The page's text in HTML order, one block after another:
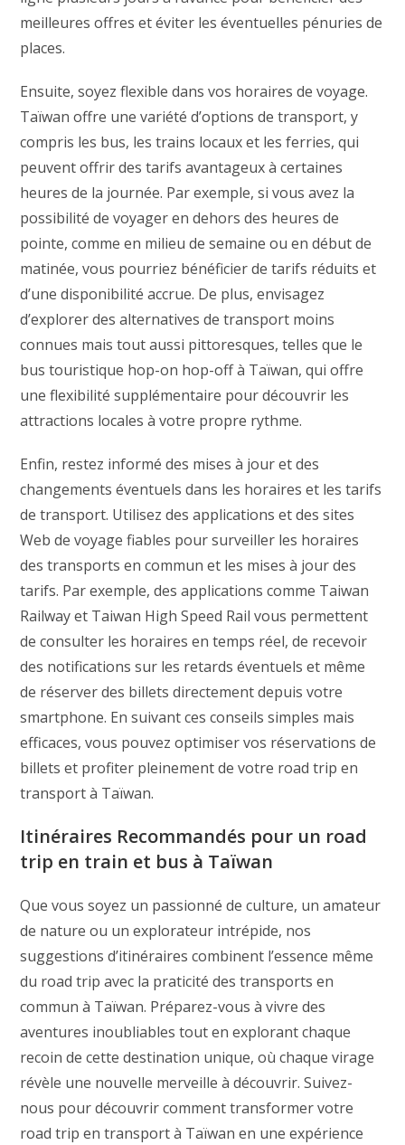
meilleures offres et éviter les éventuelles pénuries de
places.
Ensuite, soyez flexible dans vos horaires de voyage.
Taïwan offre une variété d’options de transport, y
compris les bus, les trains locaux et les ferries, qui
peuvent offrir des tarifs avantageux à certaines
heures de la journée. Par exemple, si vous avez la
possibilité de voyager en dehors des heures de
pointe, comme en milieu de semaine ou en début de
matinée, vous pourriez bénéficier de tarifs réduits et
d’une disponibilité accrue. De plus, envisagez
d’explorer des alternatives de transport moins
connues mais tout aussi pittoresques, telles que le
bus touristique hop-on hop-off à Taïwan, qui offre
une flexibilité supplémentaire pour découvrir les
attractions locales à votre propre rythme.
Enfin, restez informé des mises à jour et des
changements éventuels dans les horaires et les tarifs
de transport. Utilisez des applications et des sites
Web de voyage fiables pour surveiller les horaires
des transports en commun et les mises à jour des
tarifs. Par exemple, des applications comme Taiwan
Railway et Taiwan High Speed Rail vous permettent
de consulter les horaires en temps réel, de recevoir
des notifications sur les retards éventuels et même
de réserver des billets directement depuis votre
smartphone. En suivant ces conseils simples mais
efficaces, vous pouvez optimiser vos réservations de
billets et profiter pleinement de votre road trip en
transport à Taïwan.
Itinéraires Recommandés pour un road
trip en train et bus à Taïwan
Que vous soyez un passionné de culture, un amateur
de nature ou un explorateur intrépide, nos
suggestions d’itinéraires combinent l’essence même
du road trip avec la praticité des transports en
commun à Taïwan. Préparez-vous à vivre des
aventures inoubliables tout en explorant chaque
recoin de cette destination unique, où chaque virage
révèle une nouvelle merveille à découvrir. Suivez-
nous pour découvrir comment transformer votre
road trip en transport à Taïwan en une expérience